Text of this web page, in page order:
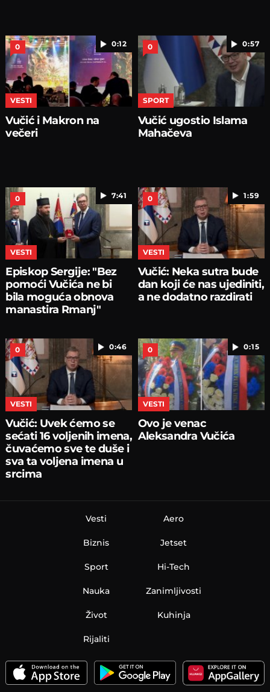
0:12
0
VESTI
Vučić i Makron na
večeri
0:57
0
SPORT
Vučić ugostio Islama
Mahačeva
7:41
0
VESTI
Episkop Sergije: "Bez
pomoći Vučića ne bi
bila moguća obnova
manastira Rmanj"
1:59
0
VESTI
Vučić: Neka sutra bude
dan koji će nas ujediniti,
a ne dodatno razdirati
0:46
0
VESTI
Vučić: Uvek ćemo se
sećati 16 voljenih imena,
čuvaćemo sve te duše i
sva ta voljena imena u
srcima
0:15
0
VESTI
Ovo je venac
Aleksandra Vučića
Vesti
Biznis
Sport
Nauka
Aero
Jetset
Hi-Tech
Zanimljivosti
Život Kuhinja
Rijaliti